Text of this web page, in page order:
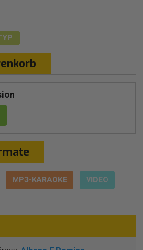
MP3-KARAOKE
VIDEO